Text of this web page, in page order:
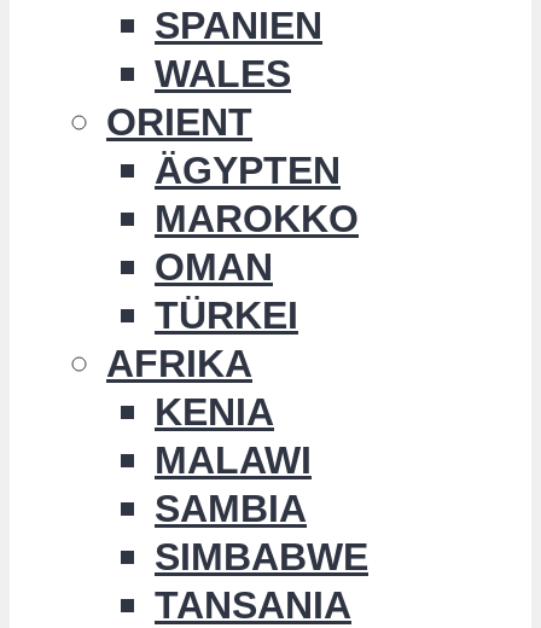
SPANIEN
WALES
ORIENT
ÄGYPTEN
MAROKKO
OMAN
TÜRKEI
AFRIKA
KENIA
MALAWI
SAMBIA
SIMBABWE
TANSANIA